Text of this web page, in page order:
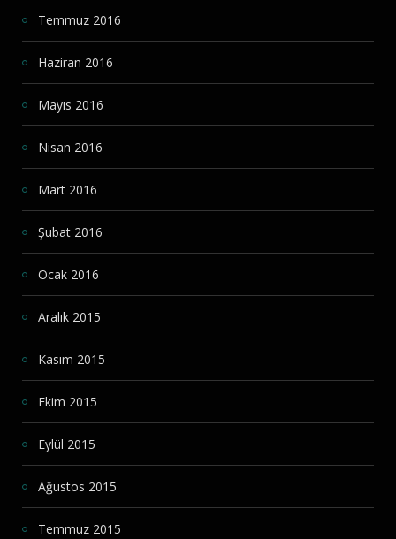
Temmuz 2016
Haziran 2016
Mayıs 2016
Nisan 2016
Mart 2016
Şubat 2016
Ocak 2016
Aralık 2015
Kasım 2015
Ekim 2015
Eylül 2015
Ağustos 2015
Temmuz 2015